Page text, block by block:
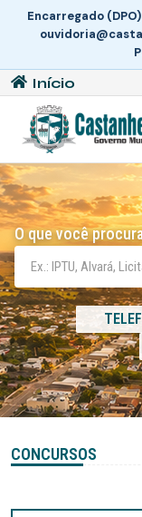
Encarregado
Início
O que você
CONCURSOS